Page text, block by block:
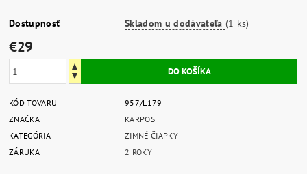
Dostupnosť Skladom u dodávateľa (1 ks)
€29
KÓD TOVARU
957/L179
ZNAČKA
KARPOS
KATEGÓRIA
ZIMNÉ ČIAPKY
ZÁRUKA
2 ROKY